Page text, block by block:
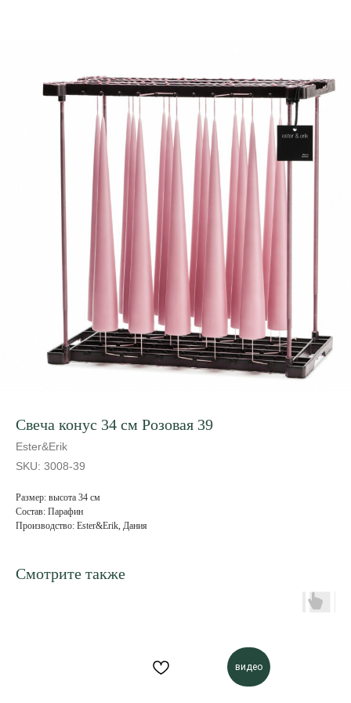
Свеча конус 34 см Розовая 39
Ester&Erik
SKU: 3008-39
Размер: высота 34 см
Состав: Парафин
Производство: Ester&Erik, Дания
Смотрите также
видео